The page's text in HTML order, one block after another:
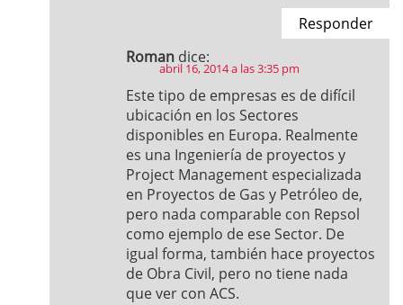
Responder
Roman dice:
abril 16, 2014 a las 3:35 pm
Este tipo de empresas es de difícil
ubicación en los Sectores
disponibles en Europa. Realmente
es una Ingeniería de proyectos y
Project Management especializada
en Proyectos de Gas y Petróleo de,
pero nada comparable con Repsol
como ejemplo de ese Sector. De
igual forma, también hace proyectos
de Obra Civil, pero no tiene nada
que ver con ACS.